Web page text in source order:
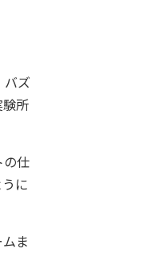
ズ
所
の仕
に
ま